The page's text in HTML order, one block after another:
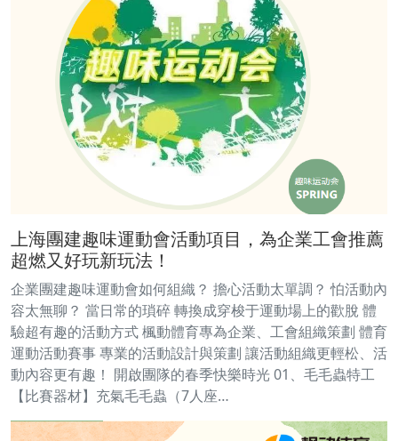
上海團建趣味運動會活動項目，為企業工會推薦
超燃又好玩新玩法！
企業團建趣味運動會如何組織？ 擔心活動太單調？ 怕活動內
容太無聊？ 當日常的瑣碎 轉換成穿梭于運動場上的歡脫 體
驗超有趣的活動方式 楓動體育專為企業、工會組織策劃 體育
運動活動賽事 專業的活動設計與策劃 讓活動組織更輕松、活
動內容更有趣！ 開啟團隊的春季快樂時光 01、毛毛蟲特工
【比賽器材】充氣毛毛蟲（7人座…